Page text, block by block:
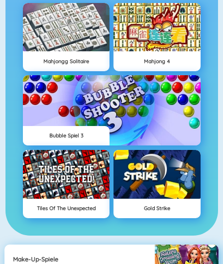
Mahjongg Solitaire Mahjong 4
Bubble Spiel 3
Tiles Of The Unexpected Gold Strike
Make-Up-Spiele